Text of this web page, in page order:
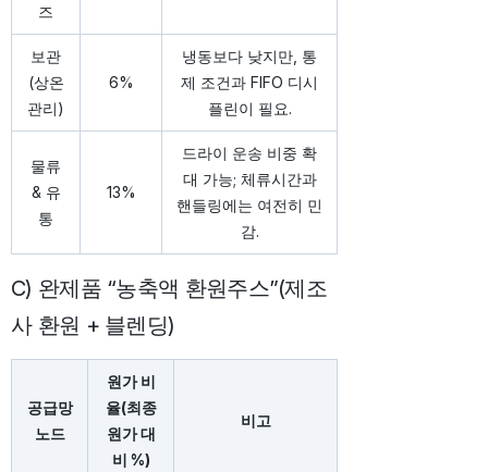
즈
보관
(상온
관리)
6%
냉동보다 낮지만, 통
제 조건과 FIFO 디시
플린이 필요.
물류
& 유
통
13%
드라이 운송 비중 확
대 가능; 체류시간과
핸들링에는 여전히 민
감.
C) 완제품 “농축액 환원주스”(제조
사 환원 + 블렌딩)
공급망
노드
원가 비
율(최종
원가 대
비 %)
비고